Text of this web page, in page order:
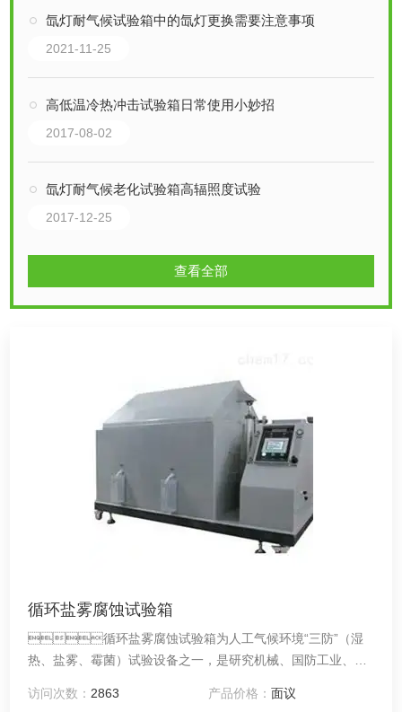
氙灯耐气候试验箱中的氙灯更换需要注意事项
2021-11-25
高低温冷热冲击试验箱日常使用小妙招
2017-08-02
氙灯耐气候老化试验箱高辐照度试验
2017-12-25
查看全部
循环盐雾腐蚀试验箱
循环盐雾腐蚀试验箱为人工气候环境“三防”（湿
热、盐雾、霉菌）试验设备之一，是研究机械、国防工业、轻
设备。性能指标符合GB/T5170.8《电工电子产品环境试验设备
访问次数： 2863 产品价格： 面议